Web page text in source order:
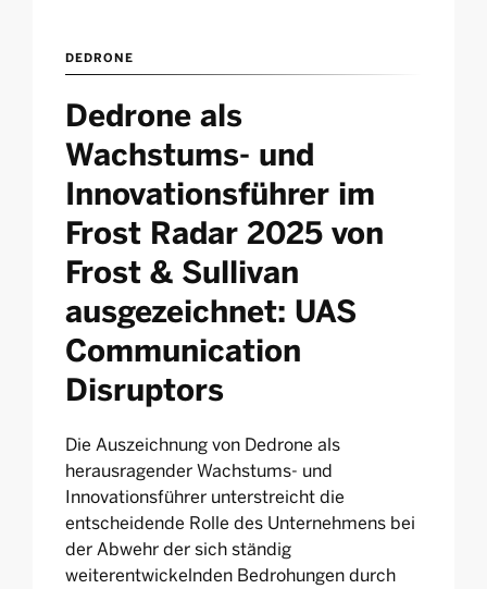
DEDRONE
Dedrone als
Wachstums- und
Innovationsführer im
Frost Radar 2025 von
Frost & Sullivan
ausgezeichnet: UAS
Communication
Disruptors
Die Auszeichnung von Dedrone als
herausragender Wachstums- und
Innovationsführer unterstreicht die
entscheidende Rolle des Unternehmens bei
der Abwehr der sich ständig
weiterentwickelnden Bedrohungen durch